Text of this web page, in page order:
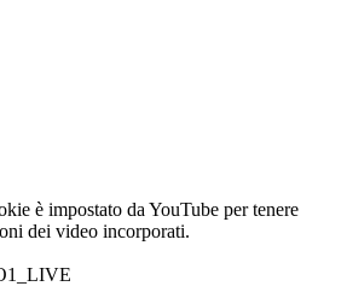
è impostato da YouTube per tenere
dei video incorporati.